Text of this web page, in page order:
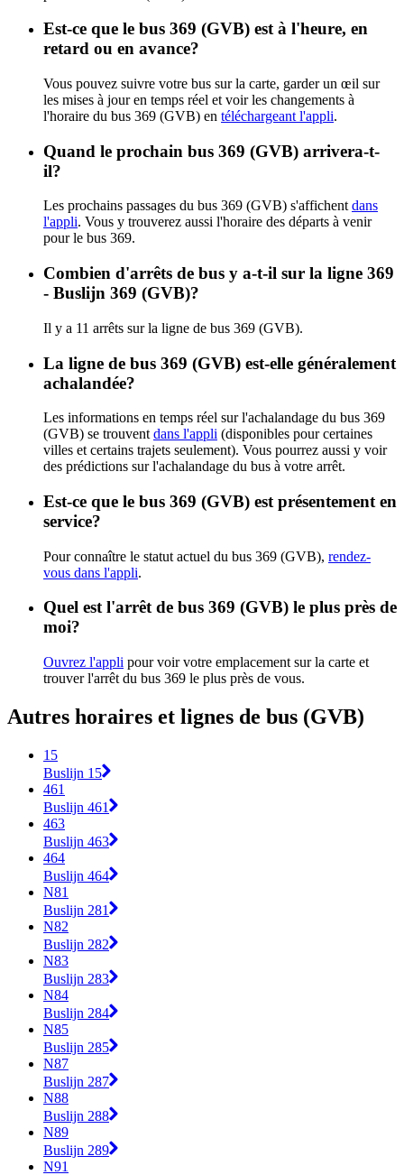
Est-ce que le bus 369 (GVB) est à l'heure, en
retard ou en avance?
Vous pouvez suivre votre bus sur la carte, garder un œil sur
les mises à jour en temps réel et voir les changements à
l'horaire du bus 369 (GVB) en téléchargeant l'appli.
Quand le prochain bus 369 (GVB) arrivera-t-
il?
Les prochains passages du bus 369 (GVB) s'affichent dans
l'appli. Vous y trouverez aussi l'horaire des départs à venir
pour le bus 369.
Combien d'arrêts de bus y a-t-il sur la ligne 369
- Buslijn 369 (GVB)?
Il y a 11 arrêts sur la ligne de bus 369 (GVB).
La ligne de bus 369 (GVB) est-elle généralement
achalandée?
Les informations en temps réel sur l'achalandage du bus 369
(GVB) se trouvent dans l'appli (disponibles pour certaines
villes et certains trajets seulement). Vous pourrez aussi y voir
des prédictions sur l'achalandage du bus à votre arrêt.
Est-ce que le bus 369 (GVB) est présentement en
service?
Pour connaître le statut actuel du bus 369 (GVB), rendez-
vous dans l'appli.
Quel est l'arrêt de bus 369 (GVB) le plus près de
moi?
Ouvrez l'appli pour voir votre emplacement sur la carte et
trouver l'arrêt du bus 369 le plus près de vous.
Autres horaires et lignes de bus (GVB)
15
Buslijn 15
461
Buslijn 461
463
Buslijn 463
464
Buslijn 464
N81
Buslijn 281
N82
Buslijn 282
N83
Buslijn 283
N84
Buslijn 284
N85
Buslijn 285
N87
Buslijn 287
N88
Buslijn 288
N89
Buslijn 289
N91